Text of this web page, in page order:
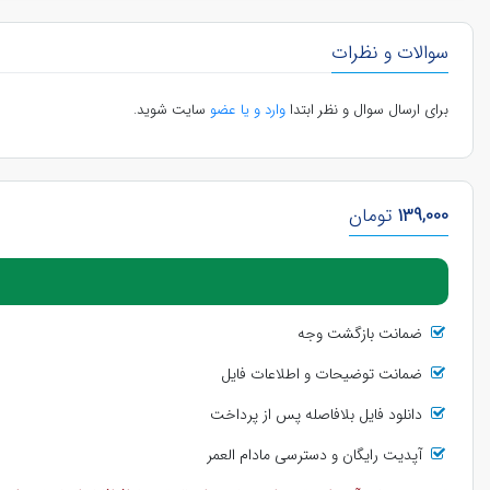
سوالات و نظرات
برای ارسال سوال و نظر ابتداوارد و یا عضو سایت شوید.
139,000 تومان
ضمانت بازگشت وجه
ضمانت توضیحات و اطلاعات فایل
دانلود فایل بلافاصله پس از پرداخت
آپدیت رایگان و دسترسی مادام العمر